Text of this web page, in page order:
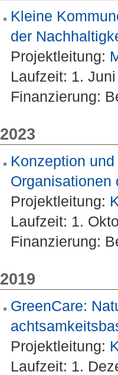
Kleine
der
Projektleitung:
Laufzeit: 1.
Finanzierung:
2023
Konzeption
Organisationen
Projektleitung:
Laufzeit: 1.
Finanzierung:
2019
GreenCare:
Projektleitung:
Laufzeit: 1.